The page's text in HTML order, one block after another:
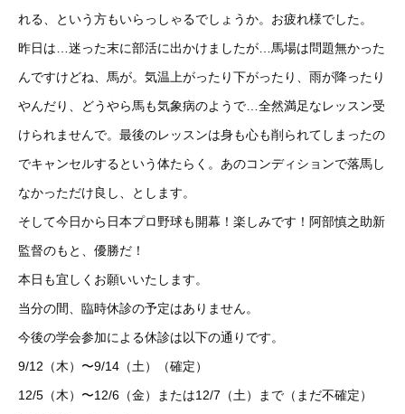
れる、という方もいらっしゃるでしょうか。お疲れ様でした。
昨日は…迷った末に部活に出かけましたが…馬場は問題無かった
んですけどね、馬が。気温上がったり下がったり、雨が降ったり
やんだり、どうやら馬も気象病のようで…全然満足なレッスン受
けられませんで。最後のレッスンは身も心も削られてしまったの
でキャンセルするという体たらく。あのコンディションで落馬し
なかっただけ良し、とします。
そして今日から日本プロ野球も開幕！楽しみです！阿部慎之助新
監督のもと、優勝だ！
本日も宜しくお願いいたします。
当分の間、臨時休診の予定はありません。
今後の学会参加による休診は以下の通りです。
9/12（木）〜9/14（土）（確定）
12/5（木）〜12/6（金）または12/7（土）まで（まだ不確定）